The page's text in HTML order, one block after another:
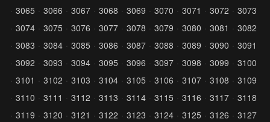
3065
3066 3067 3068 3069 3070 3071 3072
3073
3074
3075 3076 3077 3078 3079 3080 3081
3082
3083
3084 3085 3086 3087 3088 3089 3090
3091
3092
3093 3094 3095 3096 3097 3098 3099
3100
3101
3102 3103 3104 3105 3106 3107 3108
3109
3110
3111 3112 3113 3114 3115 3116 3117
3118
3119
3120 3121 3122 3123 3124 3125 3126
3127